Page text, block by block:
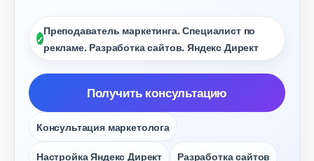
Преподаватель маркетинга. Специалист по
рекламе. Разработка сайтов. Яндекс Директ
Получить консультацию
Консультация маркетолога
Настройка Яндекс Директ Разработка сайто